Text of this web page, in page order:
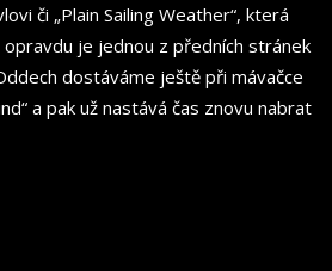
či „Plain Sailing Weather“, která
je jednou z předních stránek
dostáváme ještě při mávačce
a pak už nastává čas znovu nabrat